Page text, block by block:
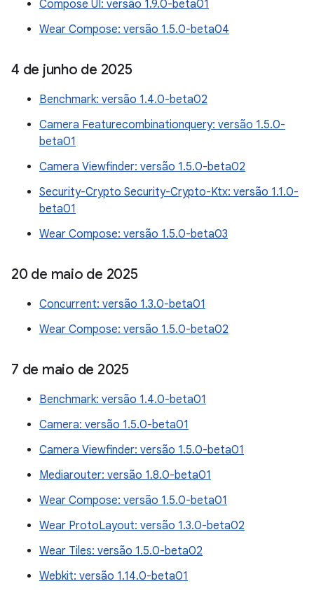
Compose UI: versão 1.9.0-beta01
Wear Compose: versão 1.5.0-beta04
4 de junho de 2025
Benchmark: versão 1.4.0-beta02
Camera Featurecombinationquery: versão 1.5.0-
beta01
Camera Viewfinder: versão 1.5.0-beta02
Security-Crypto Security-Crypto-Ktx: versão 1.1.0-
beta01
Wear Compose: versão 1.5.0-beta03
20 de maio de 2025
Concurrent: versão 1.3.0-beta01
Wear Compose: versão 1.5.0-beta02
7 de maio de 2025
Benchmark: versão 1.4.0-beta01
Camera: versão 1.5.0-beta01
Camera Viewfinder: versão 1.5.0-beta01
Mediarouter: versão 1.8.0-beta01
Wear Compose: versão 1.5.0-beta01
Wear ProtoLayout: versão 1.3.0-beta02
Wear Tiles: versão 1.5.0-beta02
Webkit: versão 1.14.0-beta01